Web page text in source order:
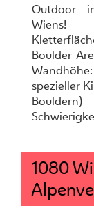
Outdoor –
Wiens!
Boulder-
spezieller
Bouldern)
1080